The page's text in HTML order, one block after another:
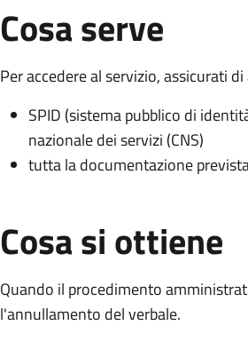
Cosa serve
Per accedere al servizio, assicurati di
SPID (sistema pubblico di
nazionale dei servizi (CNS)
tutta la documentazione
Cosa si ottiene
Quando il procedimento
l'annullamento del verbale.